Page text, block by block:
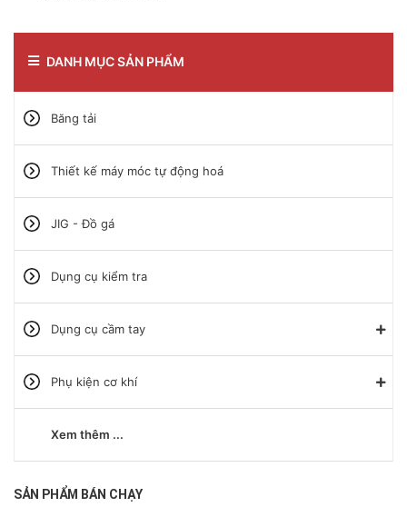
DANH MỤC SẢN PHẨM
Băng tải
Thiết kế máy móc tự động hoá
JIG - Đồ gá
Dụng cụ kiểm tra
Dụng cụ cầm tay
Phụ kiện cơ khí
Xem thêm ...
SẢN PHẨM BÁN CHẠY